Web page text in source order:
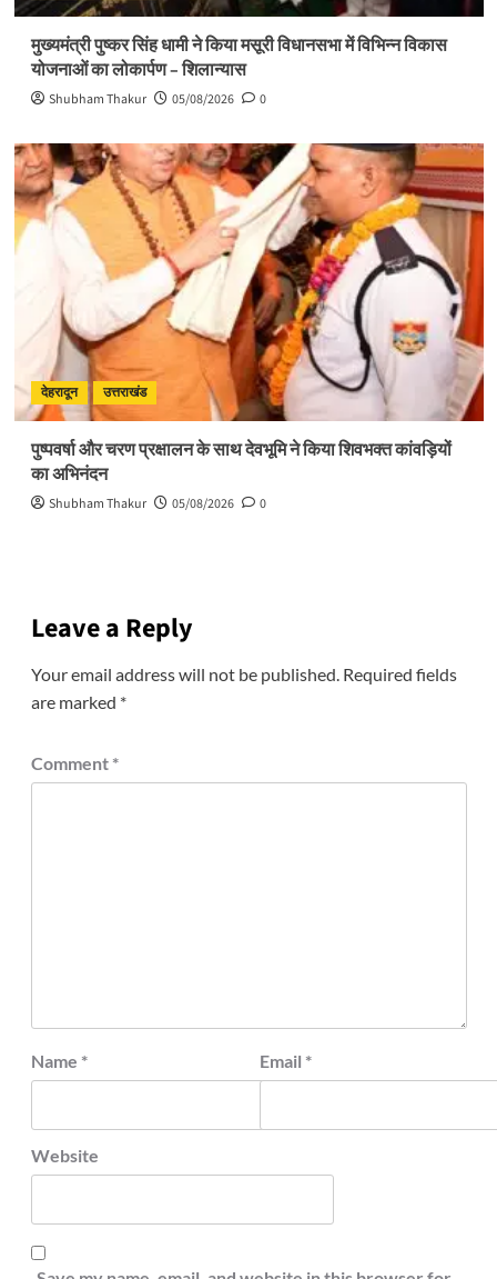
मुख्यमंत्री पुष्कर सिंह धामी ने किया मसूरी विधानसभा में विभिन्न विकास
योजनाओं का लोकार्पण – शिलान्यास
Shubham Thakur 05/08/2026 0
देहरादून उत्तराखंड
पुष्पवर्षा और चरण प्रक्षालन के साथ देवभूमि ने किया शिवभक्त कांवड़ियों
का अभिनंदन
Shubham Thakur 05/08/2026 0
Leave a Reply
Your email address will not be published. Required fields
are marked *
Comment *
Name * Email *
Website